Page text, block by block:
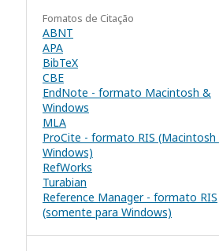
Fomatos de Citação
ABNT
APA
BibTeX
CBE
EndNote - formato Macintosh &
Windows
MLA
ProCite - formato RIS
Windows)
RefWorks
Turabian
Reference Manager - formato RIS
(somente para Windows)